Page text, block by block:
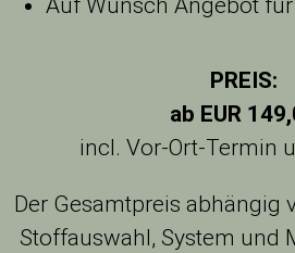
Auf Wunsch Angebot
PREIS:
ab EUR
incl. Vor-Ort-Termin
Der Gesamtpreis abhängig
Stoffauswahl, System und